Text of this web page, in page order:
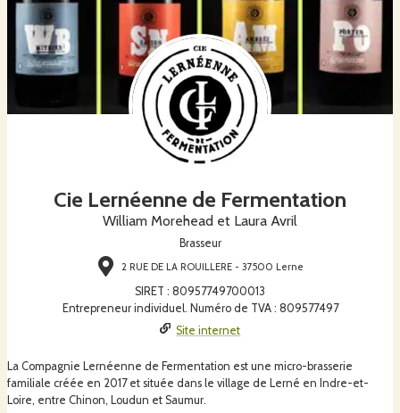
Cie Lernéenne de Fermentation
William Morehead et Laura Avril
Brasseur
2 RUE DE LA ROUILLERE - 37500 Lerne
SIRET : 80957749700013
Entrepreneur individuel. Numéro de TVA : 809577497
Site internet
La Compagnie Lernéenne de Fermentation est une micro-brasserie
familiale créée en 2017 et située dans le village de Lerné en Indre-et-
Loire, entre Chinon, Loudun et Saumur.